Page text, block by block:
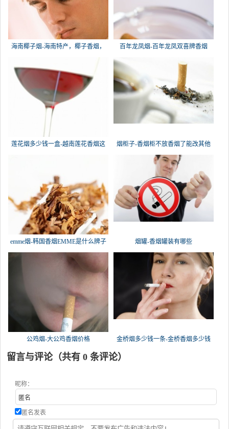
海南椰子烟-海南特产，椰子香烟，
百年龙凤烟-百年龙凤双喜牌香烟
莲花烟多少钱一盒-越南莲花香烟这 烟柜子-香烟柜不放香烟了能改其他
emme烟-韩国香烟EMME是什么牌子 烟罐-香烟罐装有哪些
公鸡烟-大公鸡香烟价格 金桥烟多少钱一条-金桥香烟多少钱
留言与评论（共有 0 条评论）
昵称：
匿名发表